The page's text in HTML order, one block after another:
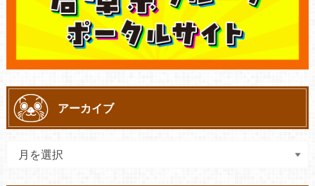
アーカイブ